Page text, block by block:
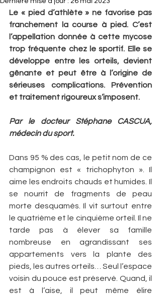
Le « pied d’athlète » ne favorise pas
franchement la course à pied. C’est
l’appellation donnée à cette mycose
trop fréquente chez le sportif. Elle se
développe entre les orteils, devient
gênante et peut être à l’origine de
sérieuses complications. Prévention
et traitement rigoureux s’imposent.
Par le docteur Stéphane CASCUA,
médecin du sport.
Dans 95 % des cas, le petit nom de ce
champignon est « trichophyton ». Il
aime les endroits chauds et humides. Il
se nourrit de fragments de peau
morte desquamés. Il vit surtout entre
le quatrième et le cinquième orteil. Il ne
tarde pas à élever sa famille
nombreuse en agrandissant ses
appartements vers la plante des
pieds, les autres orteils… Seul l’espace
voisin du pouce est préservé. Quand, il
est à l’aise, il peut même élire